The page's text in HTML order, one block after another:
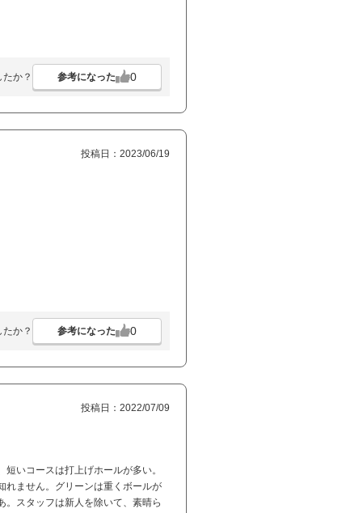
か？ 参考になった 0
投稿日：2023/06/19
か？ 参考になった 0
投稿日：2022/07/09
いコースは打上げホールが多い。
れません。グリーンは重くボールが
。スタッフは新人を除いて、素晴ら